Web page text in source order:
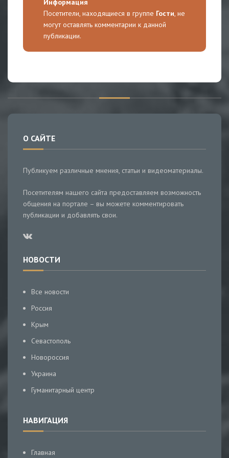
Информация
Посетители, находящиеся в группе Гости, не
могут оставлять комментарии к данной
публикации.
О САЙТЕ
Публикуем различные мнения, статьи и видеоматериалы.
Посетителям нашего сайта предоставляем возможность
общения на портале – вы можете комментировать
публикации и добавлять свои.
НОВОСТИ
Все новости
Россия
Крым
Севастополь
Новороссия
Украина
Гуманитарный центр
НАВИГАЦИЯ
Главная